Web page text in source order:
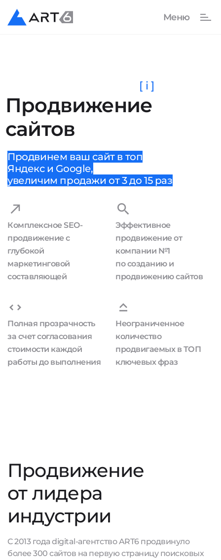
Продвижение
сайтов
[ i ]
Продвинем ваш сайт в топ
Яндекс и Google,
увеличим продажи от 3 до 15 раз
Комплексное SEO-
продвижение с
глубокой
маркетинговой
составляющей
Эффективное
продвижение от
компании №1
по созданию и
продвижению сайтов
Полная прозрачность
за счет согласования
стоимости каждой
работы до выполнения
Неограниченное
количество
продвигаемых в ТОП
ключевых фраз
Продвижение
от лидера
индустрии
С 2013 года digital-агентство ART6 продвинуло
более 300 сайтов на первую страницу поисковых